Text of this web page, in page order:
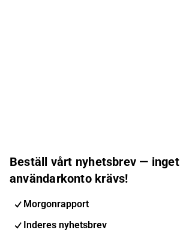
Beställ vårt nyhetsbrev — inget
användarkonto krävs!
Morgonrapport
Inderes nyhetsbrev